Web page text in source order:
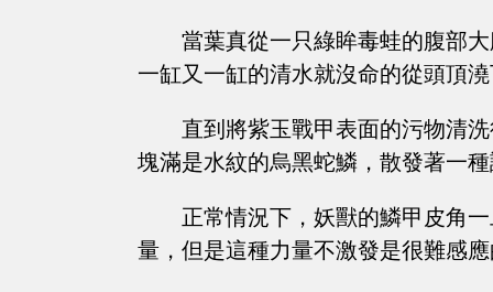
當葉真從一只綠眸毒蛙的腹部
一缸又一缸的清水就沒命的從頭頂
直到將紫玉戰甲表面的污物清
塊滿是水紋的烏黑蛇鱗，散發著一
正常情況下，妖獸的鱗甲皮角
量，但是這種力量不激發是很難感